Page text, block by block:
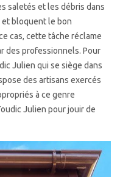
saletés et les débris dans
bloquent le bon
cas, cette tâche réclame
des professionnels. Pour
Julien qui se siège dans
des artisans exercés
à ce genre
Julien pour jouir de